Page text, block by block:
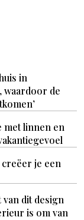
in
waardoor de
met linnen en
je een
dit design
is om van